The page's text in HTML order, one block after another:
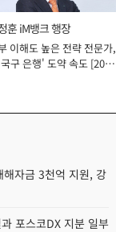
훈 iM뱅크 행장
이해도 높은 전략 전문가,
구 은행' 도약 속도 [2026
자금 3천억 지원, 강
포스코DX 지분 일부